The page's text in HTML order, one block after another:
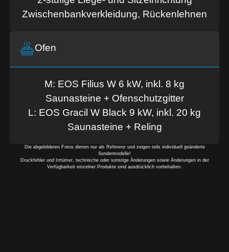
Zwischenbank­verkleidung, Rückenlehnen
Ofen
M: EOS Filius W 6 kW, inkl. 8 kg
Saunasteine + Ofenschutzgitter
L: EOS Gracil W Black 9 kW, inkl. 20 kg
Saunasteine + Reling
Die abgebildeten Fotos dienen nur als Referenz und zeigen teils individuell geänderte
Sondermodelle!
Druckfehler und Irrtümer, technische oder sonstige Änderungen sowie Änderungen in der
Verfügbarkeit einzelner Produkte sind ausdrücklich vorbehalten.